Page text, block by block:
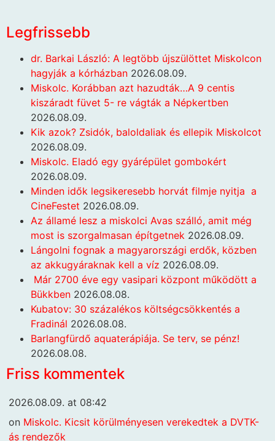
Legfrissebb
dr. Barkai László: A legtöbb újszülöttet Miskolcon
hagyják a kórházban 2026.08.09.
Miskolc. Korábban azt hazudták…A 9 centis
kiszáradt füvet 5- re vágták a Népkertben
2026.08.09.
Kik azok? Zsidók, baloldaliak és ellepik Miskolcot
2026.08.09.
Miskolc. Eladó egy gyárépület gombokért
2026.08.09.
Minden idők legsikeresebb horvát filmje nyitja a
CineFestet 2026.08.09.
Az államé lesz a miskolci Avas szálló, amit még
most is szorgalmasan építgetnek 2026.08.09.
Lángolni fognak a magyarországi erdők, közben
az akkugyáraknak kell a víz 2026.08.09.
Már 2700 éve egy vasipari központ működött a
Bükkben 2026.08.08.
Kubatov: 30 százalékos költségcsökkentés a
Fradinál 2026.08.08.
Barlangfürdő aquaterápiája. Se terv, se pénz!
2026.08.08.
Friss kommentek
2026.08.09. at 08:42
on Miskolc. Kicsit körülményesen verekedtek a DVTK-
ás rendezők